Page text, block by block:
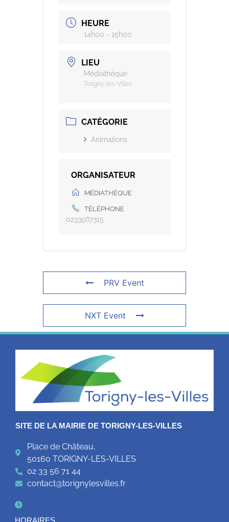
HEURE
14h00 - 15h00
LIEU
Médiathèque
Torigny-les-Villes
CATÉGORIE
Animations
ORGANISATEUR
MÉDIATHÈQUE
TÉLÉPHONE
0233567315
PRV Event
NXT Event
SITE DE LA MAIRIE DE TORIGNY-LES-VILLES
Place de Château,
50160 TORIGNY-LES-VILLES
02 33 56 71 44
contact@torignylesvilles.fr
HORAIRES